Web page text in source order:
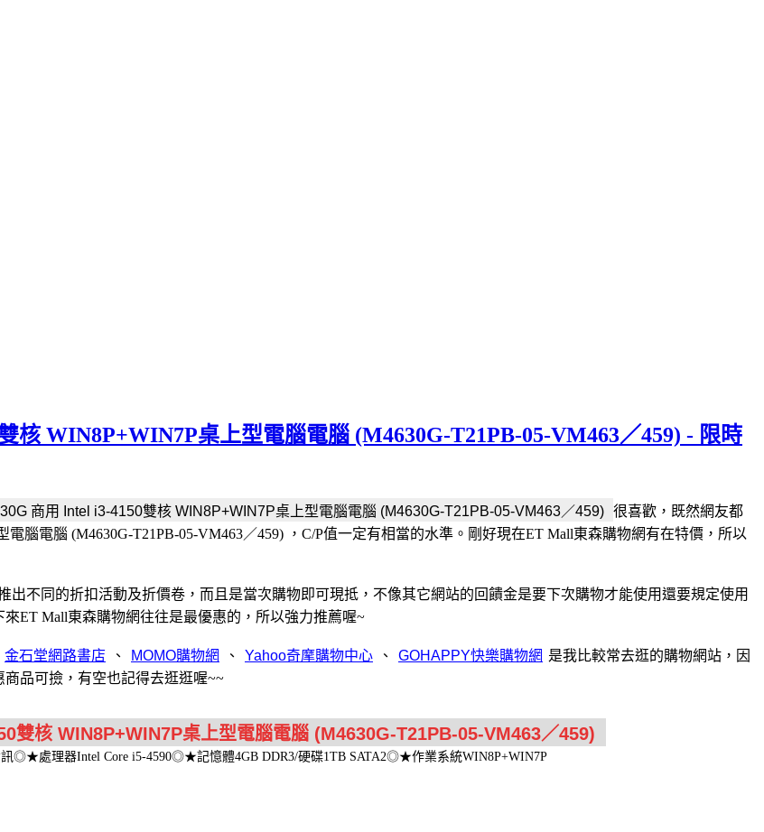
核 WIN8P+WIN7P桌上型電腦電腦 (M4630G-T21PB-05-VM463／459) - 限時
很喜歡，既然網友都
腦電腦 (M4630G-T21PB-05-VM463／459) ，C/P值一定有相當的水準。剛好現在ET Mall東森購物網有在特價，所以
出不同的折扣活動及折價卷，而且是當次購物即可現抵，不像其它網站的回饋金是要下次購物才能使用還要規定使用
ET Mall東森購物網往往是最優惠的，所以強力推薦喔~
、 、 、
是我比較常去逛的購物網站，因
品可撿，有空也記得去逛逛喔~~
訊◎★處理器Intel Core i5-4590◎★記憶體4GB DDR3/硬碟1TB SATA2◎★作業系統WIN8P+WIN7P